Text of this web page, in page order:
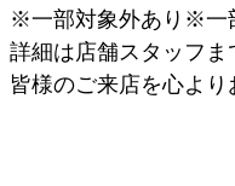
※一部対象外あり※一
詳細は店舗スタッフま
皆様のご来店を心より